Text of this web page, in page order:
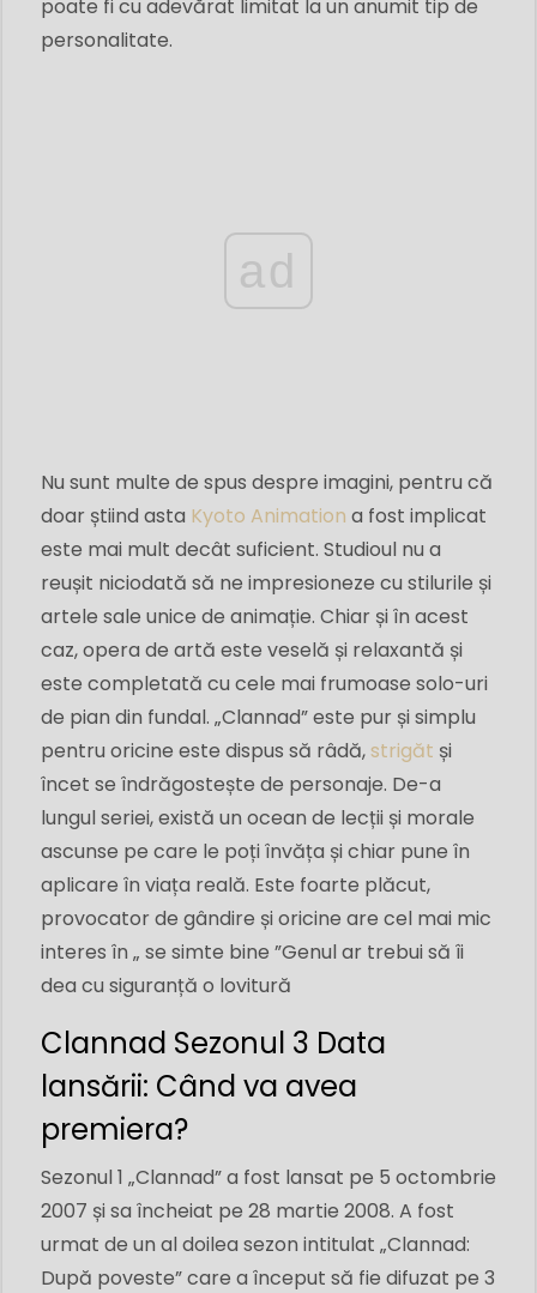
poate fi cu adevărat limitat la un anumit tip de
personalitate.
ad
Nu sunt multe de spus despre imagini, pentru că
doar știind asta Kyoto Animation a fost implicat
este mai mult decât suficient. Studioul nu a
reușit niciodată să ne impresioneze cu stilurile și
artele sale unice de animație. Chiar și în acest
caz, opera de artă este veselă și relaxantă și
este completată cu cele mai frumoase solo-uri
de pian din fundal. „Clannad” este pur și simplu
pentru oricine este dispus să râdă,strigăt și
încet se îndrăgostește de personaje. De-a
lungul seriei, există un ocean de lecții și morale
ascunse pe care le poți învăța și chiar pune în
aplicare în viața reală. Este foarte plăcut,
provocator de gândire și oricine are cel mai mic
interes în „ se simte bine ”Genul ar trebui să îi
dea cu siguranță o lovitură
Clannad Sezonul 3 Data
lansării: Când va avea
premiera?
Sezonul 1 „Clannad” a fost lansat pe 5 octombrie
2007 și sa încheiat pe 28 martie 2008. A fost
urmat de un al doilea sezon intitulat „Clannad:
După poveste” care a început să fie difuzat pe 3